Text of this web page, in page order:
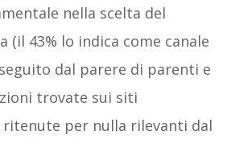
nella scelta del
(il 43% lo indica come canale
dal parere di parenti e
trovate sui siti
per nulla rilevanti dal